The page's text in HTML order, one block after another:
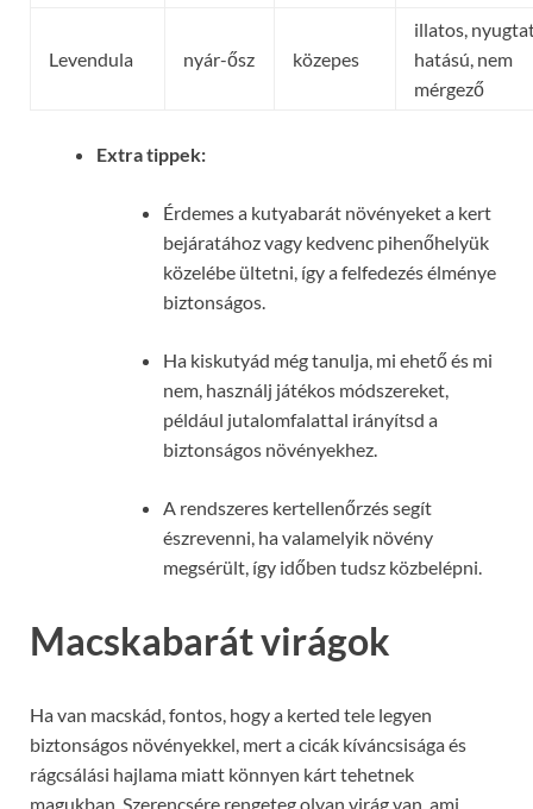
Levendula nyár-ősz közepes
illatos,
hatású, nem
mérgező
Extra tippek:
Érdemes a kutyabarát növényeket a kert
bejáratához vagy kedvenc pihenőhelyük
közelébe ültetni, így a felfedezés élménye
biztonságos.
Ha kiskutyád még tanulja, mi ehető és mi
nem, használj játékos módszereket,
például jutalomfalattal irányítsd a
biztonságos növényekhez.
A rendszeres kertellenőrzés segít
észrevenni, ha valamelyik növény
megsérült, így időben tudsz közbelépni.
Macskabarát virágok
Ha van macskád, fontos, hogy a kerted tele legyen
biztonságos növényekkel, mert a cicák kíváncsisága és
rágcsálási hajlama miatt könnyen kárt tehetnek
magukban. Szerencsére rengeteg olyan virág van, ami